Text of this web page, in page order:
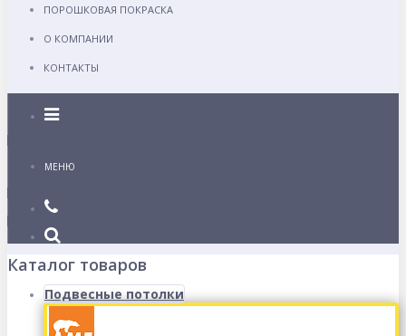
ПОРОШКОВАЯ ПОКРАСКА
О КОМПАНИИ
КОНТАКТЫ
Каталог
МЕНЮ
Каталог товаров
Подвесные потолки